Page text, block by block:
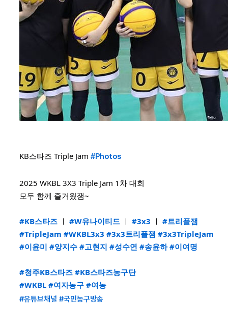
KB스타즈 Triple Jam #Photos
2025 WKBL 3X3 Triple Jam 1차 대회
모두 함께 즐거웠잼~
#KB스타즈 ㅣ #W유나이티드 ㅣ #3x3 ㅣ #트리플잼
#TripleJam #WKBL3x3 #3x3트리플잼 #3x3TripleJam
#이윤미 #양지수 #고현지 #성수연 #송윤하 #이여명
#청주KB스타즈 #KB스타즈농구단
#WKBL #여자농구 #여농
#유튜브채널 #국민농구방송